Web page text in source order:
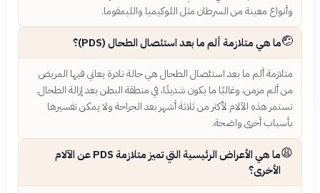
وأنواع معينة من السرطان مثل اللوكيميا والليمفوما.
🤕ما هي متلازمة ألم ما بعد استئصال الطحال (PDS)؟
متلازمة ألم ما بعد استئصال الطحال هي حالة نادرة يعاني فيها المريض
من ألم مزمن، وغالبًا ما يكون شديدًا، في منطقة البطن بعد إزالة الطحال.
تستمر هذه الآلام لأكثر من ثلاثة أشهر بعد الجراحة ولا يمكن تفسيرها
بأسباب أخرى واضحة.
😩
ما هي الأعراض الرئيسية التي تميز متلازمة PDS عن الآلام
الأخرى؟